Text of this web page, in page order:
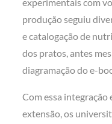
produção seguiu
e catalogação de
dos pratos, antes
diagramação do e-
Com essa integração
extensão, os